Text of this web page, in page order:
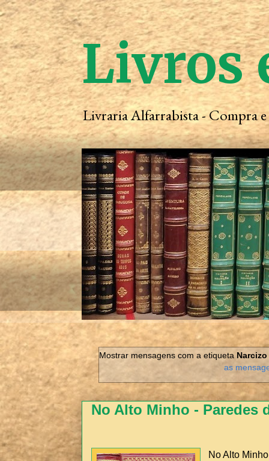
Livros
Livraria Alfarrabista - Compra
Mostrar mensagens com a etiqueta
as
No Alto Minho - Paredes
No Alto